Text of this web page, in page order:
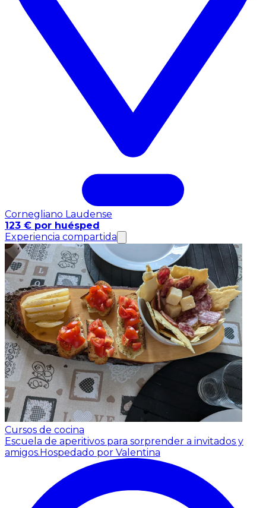
Cornegliano Laudense
123 € por huésped
Experiencia compartida
Cursos de cocina
Escuela de aperitivos para sorprender a invitados y
amigos.Hospedado por Valentina